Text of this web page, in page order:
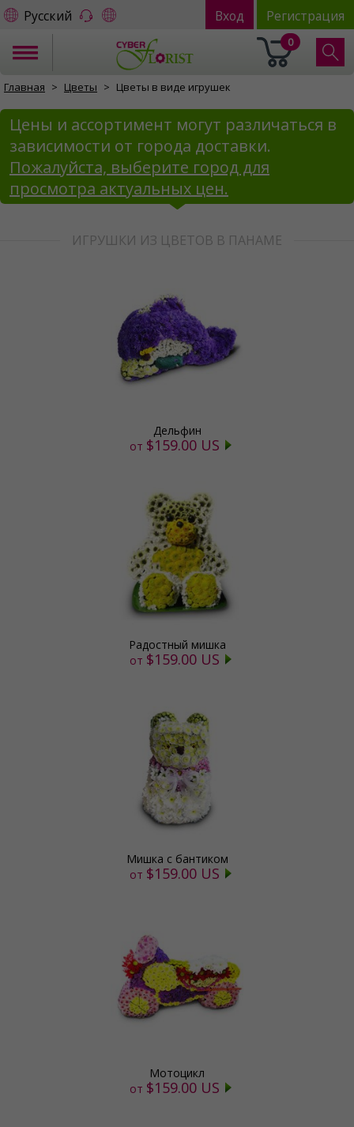
Русский Вход Регистрация
0
Главная Цветы Цветы в виде игрушек
Цены и ассортимент могут различаться в
зависимости от города доставки.
Пожалуйста, выберите город для
просмотра актуальных цен.
ИГРУШКИ ИЗ ЦВЕТОВ В ПАНАМЕ
Дельфин
от $159.00 US
Радостный мишка
от $159.00 US
Мишка с бантиком
от $159.00 US
Мотоцикл
от $159.00 US